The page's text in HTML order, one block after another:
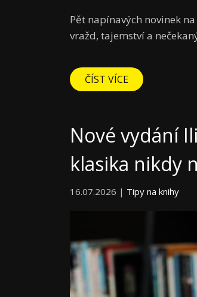
Pět napínavých novinek
vražd, tajemství a
ČÍST VÍCE
Nové vydání
klasika nikdy
16.07.2026 | Tipy na knihy